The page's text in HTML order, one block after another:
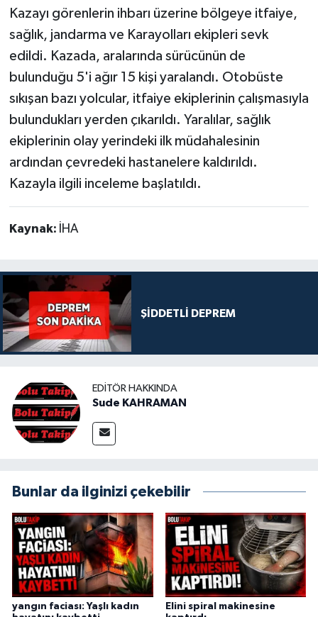
Kazayı görenlerin ihbarı üzerine bölgeye itfaiye,
sağlık, jandarma ve Karayolları ekipleri sevk
edildi. Kazada, aralarında sürücünün de
bulunduğu 5'i ağır 15 kişi yaralandı. Otobüste
sıkışan bazı yolcular, itfaiye ekiplerinin çalışmasıyla
bulundukları yerden çıkarıldı. Yaralılar, sağlık
ekiplerinin olay yerindeki ilk müdahalesinin
ardından çevredeki hastanelere kaldırıldı.
Kazayla ilgili inceleme başlatıldı.
Kaynak: İHA
ŞİDDETLİ DEPREM
EDITÖR HAKKINDA
Sude KAHRAMAN
Bunlar da ilginizi çekebilir
yangın faciası: Yaşlı kadın
Elini spiral makinesine